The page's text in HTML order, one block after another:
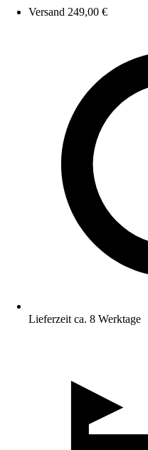
Versand 249,00 €
Lieferzeit ca. 8 Werktage